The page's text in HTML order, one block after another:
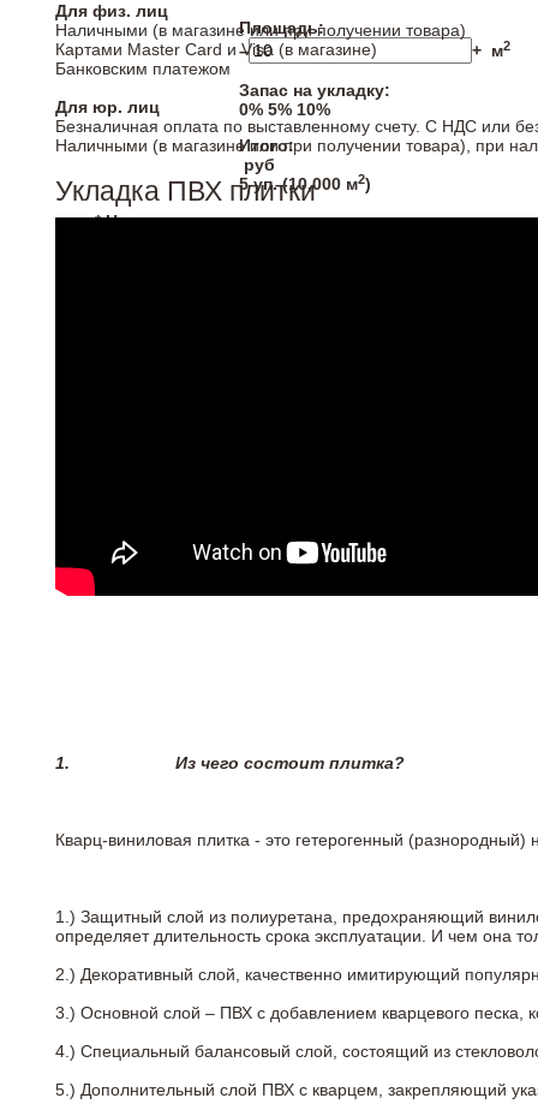
Площадь:
–
+ м2
Запас на укладку:
0% 5% 10%
Итого:
руб
5уп. (10,000 м2)
* Напольные покрытия продаются кратно
Для физ. лиц
Наличными (в магазине или при получении товара)
Картами Master Card и Visa (в магазине)
Банковским платежом
Для юр. лиц
Безналичная оплата по выставленному счету. С НДС или
Наличными (в магазине или при получении товара), при
Укладка ПВХ плитки
1. Из чего состоит плитка?
Кварц-виниловая плитка - это гетерогенный
1.) Защитный слой из полиуретана, предохраняющий
определяет длительность срока эксплуатации. И чем она
2.) Декоративный слой, качественно имитирующий
3.) Основной слой – ПВХ с добавлением кварцевого песка,
4.) Специальный балансовый слой, состоящий из
5.) Дополнительный слой ПВХ с кварцем, закрепляющий